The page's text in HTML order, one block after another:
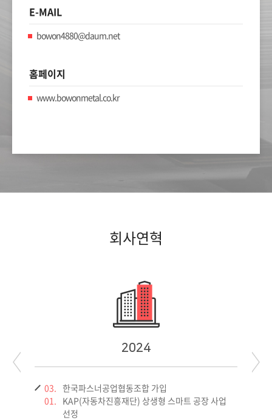
E-MAIL
bowon4880@daum.net
홈페이지
www.bowonmetal.co.kr
회사연혁
2024
03. 한국파스너공업협동조합 가입
01. KAP(자동차진흥재단) 상생형 스마트 공장 사업
선정